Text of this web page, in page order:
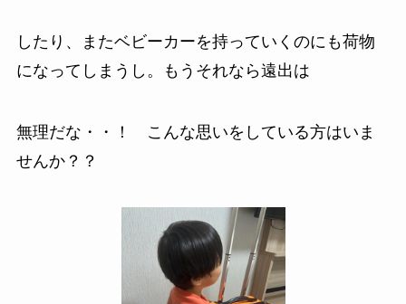
したり、
またベビーカーを持っていくのにも荷物
になってしまう し。もうそれなら遠出は
無理だな・・！
こんな思いをしている方はいま
せんか？？